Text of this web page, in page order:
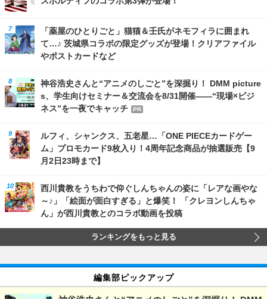
「薬屋のひとりごと」猫猫＆壬氏がネモフィラに囲まれ
て…♪ 茨城県コラボの限定グッズが登場！クリアファイル
やポストカードなど
神谷浩史さんと“アニメのしごと”を深掘り！ DMM picture
s、学生向けセミナー＆交流会を8/31開催――“現場×ビジ
ネス”を一夜でキャッチ
PR
ルフィ、シャンクス、五老星…「ONE PIECEカードゲー
ム」プロモカード9枚入り！4周年記念商品が抽選販売【9
月2日23時まで】
西川貴教をうちわで仰ぐしんちゃんの姿に「レアな画やな
～♪」「絵面が面白すぎる」と爆笑！ 「クレヨンしんちゃ
ん」が西川貴教とのコラボ動画を投稿
ランキングをもっと見る
編集部ピックアップ